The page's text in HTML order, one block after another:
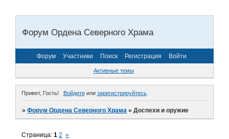
Форум Ордена Северного Храма
Форум Участники Поиск Регистрация Войти
Активные темы
Привет, Гость! Войдитеили зарегистрируйтесь.
»Форум Ордена Северного Храма »Доспехи и оружие
Страница:1 2 »